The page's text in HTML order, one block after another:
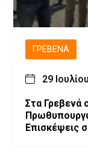
ΓΡΕΒΕΝΆ
29
Στα Γρεβενά
Επισκέψεις